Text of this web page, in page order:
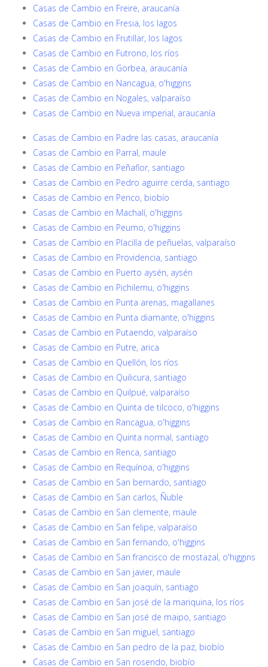
Casas de Cambio en Freire, araucanía
Casas de Cambio en Fresia, los lagos
Casas de Cambio en Frutillar, los lagos
Casas de Cambio en Futrono, los ríos
Casas de Cambio en Gorbea, araucanía
Casas de Cambio en Nancagua, o'higgins
Casas de Cambio en Nogales, valparaíso
Casas de Cambio en Nueva imperial, araucanía
Casas de Cambio en Padre las casas, araucanía
Casas de Cambio en Parral, maule
Casas de Cambio en Peñaflor, santiago
Casas de Cambio en Pedro aguirre cerda, santiago
Casas de Cambio en Penco, biobío
Casas de Cambio en Machalí, o'higgins
Casas de Cambio en Peumo, o'higgins
Casas de Cambio en Placilla de peñuelas, valparaíso
Casas de Cambio en Providencia, santiago
Casas de Cambio en Puerto aysén, aysén
Casas de Cambio en Pichilemu, o'higgins
Casas de Cambio en Punta arenas, magallanes
Casas de Cambio en Punta diamante, o'higgins
Casas de Cambio en Putaendo, valparaíso
Casas de Cambio en Putre, arica
Casas de Cambio en Quellón, los ríos
Casas de Cambio en Quilicura, santiago
Casas de Cambio en Quilpué, valparaíso
Casas de Cambio en Quinta de tilcoco, o'higgins
Casas de Cambio en Rancagua, o'higgins
Casas de Cambio en Quinta normal, santiago
Casas de Cambio en Renca, santiago
Casas de Cambio en Requínoa, o'higgins
Casas de Cambio en San bernardo, santiago
Casas de Cambio en San carlos, Ñuble
Casas de Cambio en San clemente, maule
Casas de Cambio en San felipe, valparaíso
Casas de Cambio en San fernando, o'higgins
Casas de Cambio en San francisco de mostazal, o'higgins
Casas de Cambio en San javier, maule
Casas de Cambio en San joaquín, santiago
Casas de Cambio en San josé de la mariquina, los ríos
Casas de Cambio en San josé de maipo, santiago
Casas de Cambio en San miguel, santiago
Casas de Cambio en San pedro de la paz, biobío
Casas de Cambio en San rosendo, biobío